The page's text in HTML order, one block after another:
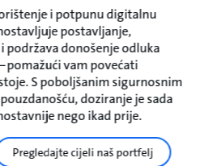
i potpunu digitalnu
postavljanje,
podržava donošenje odluka
vam povećati
S poboljšanim sigurnosnim
doziranje je sada
nego ikad prije.
Pregledajte cijeli naš portfelj